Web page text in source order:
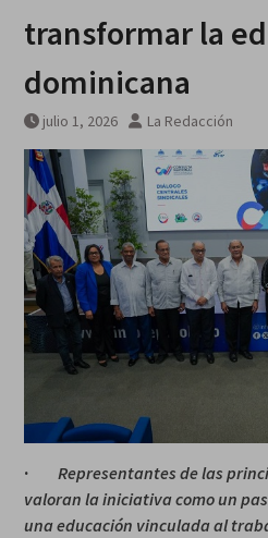
transformar la
dominicana
julio 1, 2026 La Redacción
· Representantes de las
valoran la iniciativa como un
una educación vinculada al